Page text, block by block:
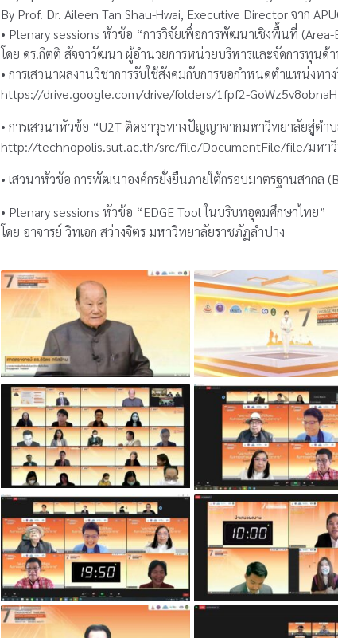
By Prof. Dr. Aileen Tan Shau-Hwai, Executive Director จาก
• Plenary sessions หัวข้อ “การวิจัยเพื่อการพัฒนาเชิงพื้นที่
โดย ดร.กิตติ สัจจาวัฒนา ผู้อำนวยการหน่วยบริหารและจัดการทุน
• การเสวนาผลงานวิชาการรับใช้สังคมกับการขอกำหนดตำแหน่งทา
https://drive.google.com/drive/folders/1fpf2-
• การเสวนาหัวข้อ “U2T ติดอาวุธทางปัญญาจากมหาวิทยาลัยสู่ต
http://technopolis.sut.ac.th/src/file/DocumentFile/file/มหาวิ
• เสวนาหัวข้อ การพัฒนาองค์กรยั่งยืนภายใต้กรอบมาตรฐานสากล
• Plenary sessions หัวข้อ “EDGE Tool ในบริบทอุดมศึกษาไทย”
โดย อาจารย์ วิทเอก สว่างจิตร มหาวิทยาลัยราชภัฏลำปาง